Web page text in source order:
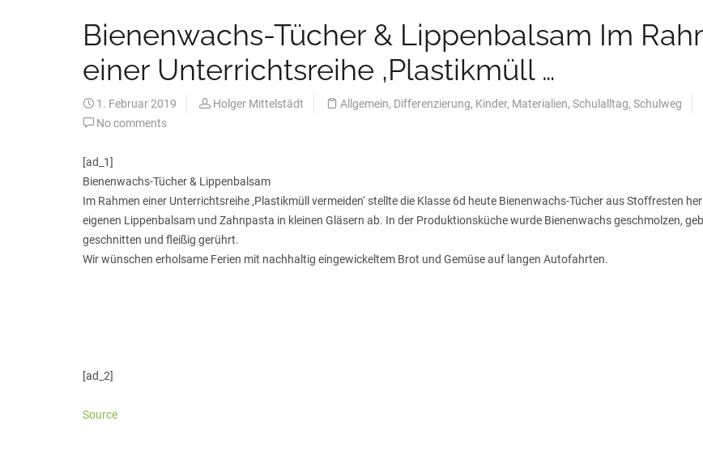
Bienenwachs-Tücher & Lippenbalsam Im
einer Unterrichtsreihe ‚Plastikmüll …
1. Februar 2019 Holger Mittelstädt Allgemein, Differenzierung, Kinder, Materialien, Schulalltag, Schulweg
No comments
[ad_1]
Bienenwachs-Tücher & Lippenbalsam
Im Rahmen einer Unterrichtsreihe ‚Plastikmüll vermeiden‘ stellte die Klasse 6d heute Bienenwachs-Tücher aus Stoffresten
eigenen Lippenbalsam und Zahnpasta in kleinen Gläsern ab. In der Produktionsküche wurde Bienenwachs geschmolzen,
geschnitten und fleißig gerührt.
Wir wünschen erholsame Ferien mit nachhaltig eingewickeltem Brot und Gemüse auf langen Autofahrten.
[ad_2]
Source